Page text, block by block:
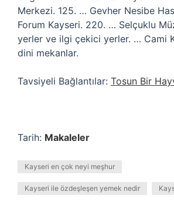
Merkezi. 125. … Gevher Nesibe
Forum Kayseri. 220. … Selçuklu
yerler ve ilgi çekici yerler. … Cami
dini mekanlar.
Tavsiyeli Bağlantılar: Tosun Bir
Tarih: Makaleler
Kayseri en çok neyi meşhur
Kayseri ile özdeşleşen yemek nedir